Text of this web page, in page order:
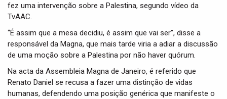
fez uma intervenção sobre a Palestina, segundo vídeo da
TvAAC.
“É assim que a mesa decidiu, é assim que vai ser”, disse a
responsável da Magna, que mais tarde viria a adiar a discussão
de uma moção sobre a Palestina por não haver quórum.
Na acta da Assembleia Magna de Janeiro, é referido que
Renato Daniel se recusa a fazer uma distinção de vidas
humanas, defendendo uma posição genérica que manifeste o